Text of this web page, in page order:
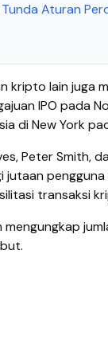
Aturan
kripto lain juga
IPO pada
di New York
Peter Smith,
transaksi
mengungkap